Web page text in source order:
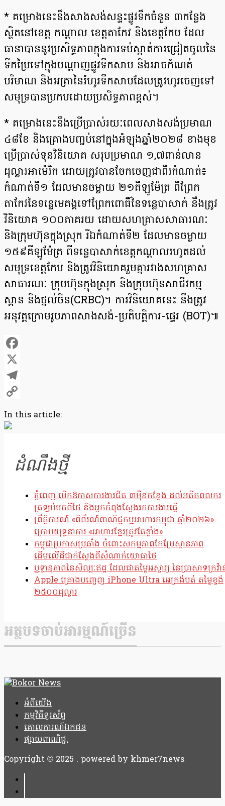
* គម្រោងនេះនឹងសាងសង់សន្ទះផ្លូវទឹកចំនួន ៣កន្លែង
ស្ថិតនៅខេត្ត កណ្តាល ខេត្តតាកែវ និងខេត្តកែប ដែល​
ធានាបាននូវប្រសិទ្ធភាពក្នុងការទប់ស្កាត់ការជ្រៀតចូលនៃ
ទឹកប្រៃទៅក្នុងបណ្តាញផ្លូវទឹកសាប និងអាចកំណត់​
បរិមាណ និងអត្រានៃរំហូរទឹកសាបដែលត្រូវហូរចេញទៅ
សមុទ្របានប្រកបដោយប្រសិទ្ធភាពខ្ពស់។
* គម្រោងនេះនឹងប្រើប្រាស់រយៈពេលសាងសង់ប្រមាណ
៤៨ខែ និងគ្រោងបញ្ចប់នៅក្នុងអំឡុងឆ្នាំ២០២៨ ខាង​មុខ
ប្រើប្រាស់ទុនវិនិយោគ សរុបប្រមាណ ១,៧ពាន់លាន
ដុល្លារអាម៉េរិក ដោយត្រូវបានចែកចេ​ញជាពីរ​កំណាត់​៖
កំណាត់ទី១ ដែលមានចម្ងាយ ២១គីឡូម៉ែត្រ ពីព្រែក
តាកែវនៃទន្លេមេគង្គទៅព្រែក​ពោធិ៍នៃទន្លេបាសាក់ នឹង​ត្រូវ
វិនិយោគ ១០០ភាគរយ ដោយសហគ្រាសសាធារណៈ
និងក្រុមហ៊ុនក្នុងស្រុក រីឯកំណាត់ទី២ ដែលមាន​ចម្ងាយ
១៥៩គីឡូម៉ែត្រ ពីទន្លេបាសាក់ខេត្តកណ្តាលរហូតដល់
សមុទ្រខេត្តកែប និងត្រូវវិនិយោគរួមគ្នារវាង​សហ​គ្រាស​
សាធារណៈ ក្រុមហ៊ុនក្នុងស្រុក និងក្រុមហ៊ុនសាជីវកម្ម
ស្ពាន និងថ្នល់ចិន(CRBC)។ ការវិនិយោគនេះ នឹង​ត្រូវ​
អនុវត្តក្រោមរូបភាពសាងសង់-ប្រតិបត្តិការ-ផ្ទេរ (BOT)៕
Facebook
X
Telegram
Link
In this article:
ដំណឹងថ្មី
ភ្នំពេញ បើកឱកាសការងារជិត ៣ម៉ឺនកន្លែង ដល់អតីតពលករ
ត្រឡប់មកពីថៃ និងអ្នកកំពុងស្វែងរកការងារធ្វើ
ព្រឹត្តិការណ៍ «ពិព័រណ៍ពាណិជ្ជកម្មអាហារកម្ពុជា ឆ្នាំ២០២៦»
ក្រោមយុទ្ធនាការ «អាហារខ្មែរត្រូវតែខ្លាំង»
កម្ពុជាប្រកាសប្រឆាំង ចំពោះសកម្មភាពកែប្រែស្ថានភាព
ដើមលើដីជាក់ស្តែងពីសំណាក់យោធាថៃ
ឫទ្ធានុភាពនៃសិល្បៈឥដ្ឋ ដែលជាតម្លៃអស្ចារ្យ នៃប្រាសាទក្រវ៉
Apple គ្រោងបញ្ចេញ iPhone Ultra អេក្រង់បត់ តម្លៃខ្ទង់
២៥០០ដុល្លារ
អត្ថបទចាប់អារម្មណ៍ច្រើន
អំពីយើង
កម្មវិធីទូរស័ព្ទ
គោលការណ៍ឯកជន
ផ្សាយពាណិជ្ជ.
Copyright © 2025 . powered by khmer7news